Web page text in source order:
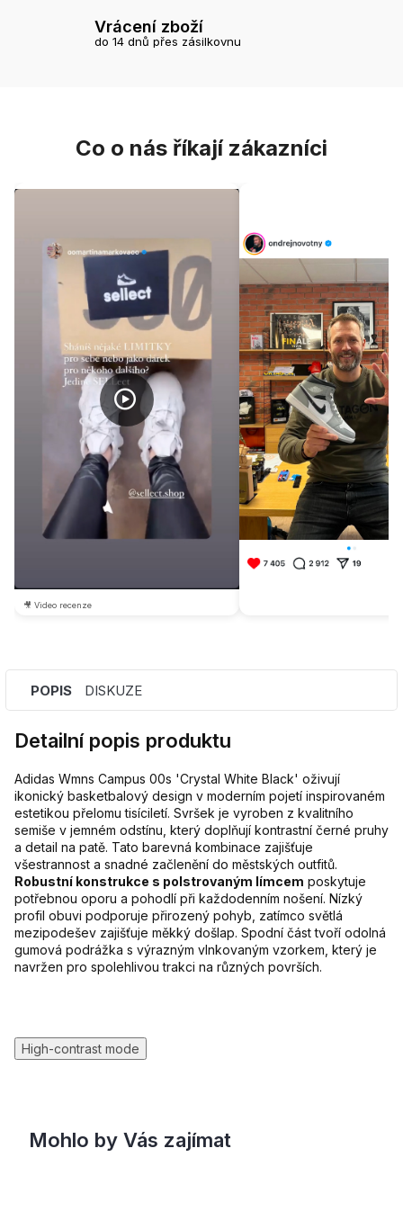
Vrácení zboží
do 14 dnů přes zásilkovnu
Co o nás říkají zákazníci
🎥 Video recenze
POPIS DISKUZE
Detailní popis produktu
Adidas Wmns Campus 00s 'Crystal White Black' oživují
ikonický basketbalový design v moderním pojetí inspirovaném
estetikou přelomu tisíciletí. Svršek je vyroben z kvalitního
semiše v jemném odstínu, který doplňují kontrastní černé pruhy
a detail na patě. Tato barevná kombinace zajišťuje
všestrannost a snadné začlenění do městských outfitů.
Robustní konstrukce s polstrovaným límcem poskytuje
potřebnou oporu a pohodlí při každodenním nošení. Nízký
profil obuvi podporuje přirozený pohyb, zatímco světlá
mezipodešev zajišťuje měkký došlap. Spodní část tvoří odolná
gumová podrážka s výrazným vlnkovaným vzorkem, který je
navržen pro spolehlivou trakci na různých površích.
High-contrast mode